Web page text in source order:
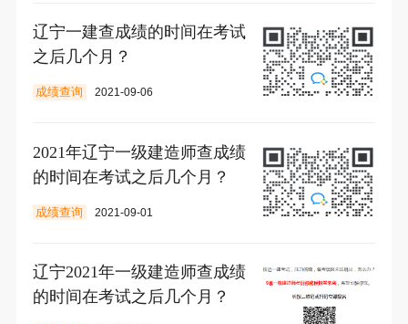
辽宁一建查成绩的时间在考试
之后几个月？
成绩查询 2021-09-06
2021年辽宁一级建造师查成绩
的时间在考试之后几个月？
成绩查询 2021-09-01
辽宁2021年一级建造师查成绩
的时间在考试之后几个月？